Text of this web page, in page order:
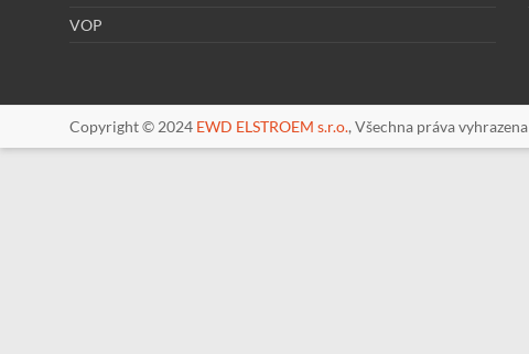
VOP
Copyright © 2024 EWD ELSTROEM s.r.o., Všechna práva vyhrazena